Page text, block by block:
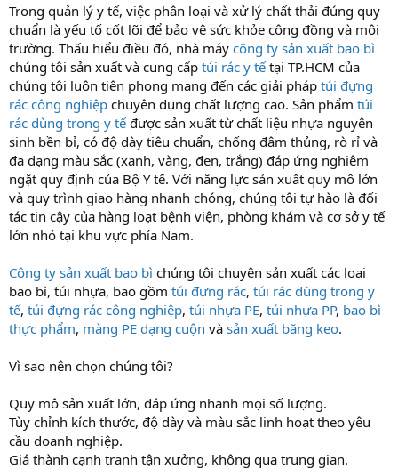
Trong quản lý y tế, việc phân loại và xử lý chất thải đúng quy
chuẩn là yếu tố cốt lõi để bảo vệ sức khỏe cộng đồng và môi
trường. Thấu hiểu điều đó, nhà máy công ty sản xuất bao bì
chúng tôi sản xuất và cung cấp túi rác y tế tại TP.HCM của
chúng tôi luôn tiên phong mang đến các giải pháp túi đựng
rác công nghiệp chuyên dụng chất lượng cao. Sản phẩm túi
rác dùng trong y tế được sản xuất từ chất liệu nhựa nguyên
sinh bền bỉ, có độ dày tiêu chuẩn, chống đâm thủng, rò rỉ và
đa dạng màu sắc (xanh, vàng, đen, trắng) đáp ứng nghiêm
ngặt quy định của Bộ Y tế. Với năng lực sản xuất quy mô lớn
và quy trình giao hàng nhanh chóng, chúng tôi tự hào là đối
tác tin cậy của hàng loạt bệnh viện, phòng khám và cơ sở y tế
lớn nhỏ tại khu vực phía Nam.
Công ty sản xuất bao bì chúng tôi chuyên sản xuất các loại
bao bì, túi nhựa, bao gồm túi đựng rác, túi rác dùng trong y
tế, túi đựng rác công nghiệp, túi nhựa PE, túi nhựa PP, bao bì
thực phẩm, màng PE dạng cuộn và sản xuất băng keo.
Vì sao nên chọn chúng tôi?
Quy mô sản xuất lớn, đáp ứng nhanh mọi số lượng.
Tùy chỉnh kích thước, độ dày và màu sắc linh hoạt theo yêu
cầu doanh nghiệp.
Giá thành cạnh tranh tận xưởng, không qua trung gian.